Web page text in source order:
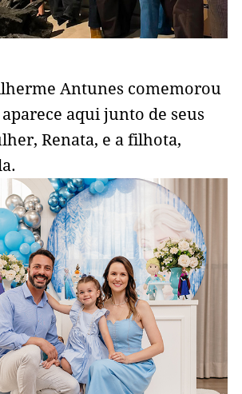
Antunes comemorou
aqui junto de seus
Renata, e a filhota,